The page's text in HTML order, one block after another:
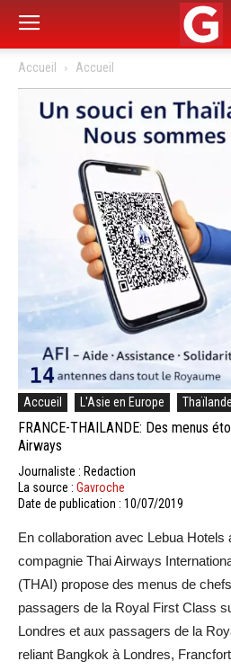
Accueil Accueil
Accueil L'Asie en Europe Thaïlande
FRANCE-THAILANDE: Des menus
Airways
Journaliste : Redaction
La source : Gavroche
Date de publication : 10/07/2019
En collaboration avec Lebua Hotels
compagnie Thai Airways
(THAI) propose des menus de
passagers de la Royal First Class
Londres et aux passagers de la
reliant Bangkok à Londres,